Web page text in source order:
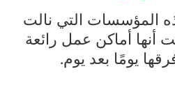
المؤسسات التي نالت
أنها أماكن عمل رائعة
يومًا بعد يوم.